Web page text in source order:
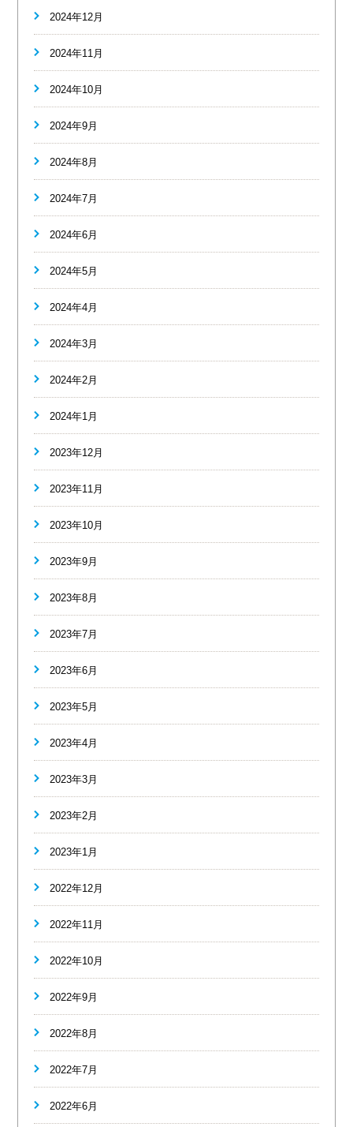
2024年12月
2024年11月
2024年10月
2024年9月
2024年8月
2024年7月
2024年6月
2024年5月
2024年4月
2024年3月
2024年2月
2024年1月
2023年12月
2023年11月
2023年10月
2023年9月
2023年8月
2023年7月
2023年6月
2023年5月
2023年4月
2023年3月
2023年2月
2023年1月
2022年12月
2022年11月
2022年10月
2022年9月
2022年8月
2022年7月
2022年6月